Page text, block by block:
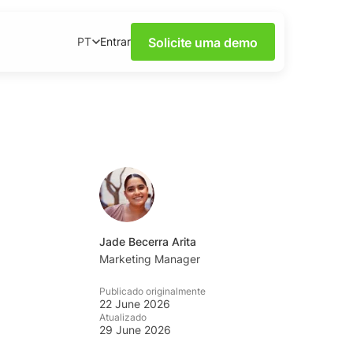
prático disponível
de escuta
PT Entrar Solicite uma demo
Jade Becerra Arita
Marketing Manager
Publicado originalmente
22 June 2026
Atualizado
29 June 2026